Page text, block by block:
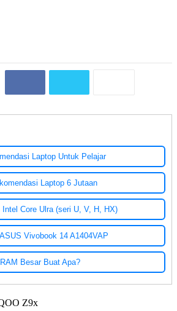
Laptop Untuk Pelajar
Laptop 6 Jutaan
Intel Core Ulra (seri U, V, H, HX)
Vivobook 14 A1404VAP
RAM Besar Buat Apa?